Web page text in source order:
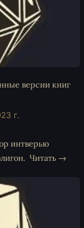
версии книг
г.
интверью
Читать →